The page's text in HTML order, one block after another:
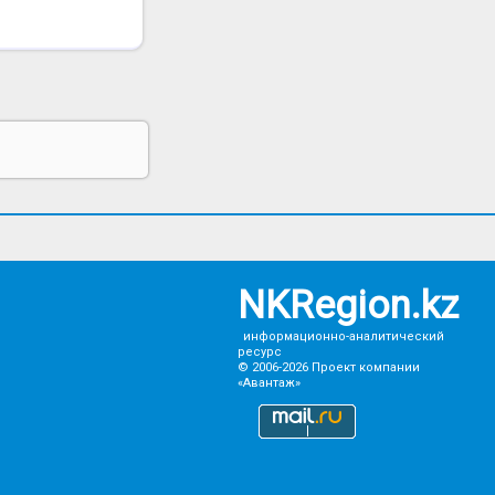
NKRegion.kz
информационно-аналитический
ресурс
© 2006-2026 Проект компании
«Авантаж»